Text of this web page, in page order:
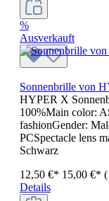
%
Ausverkauft
Sonnenbrille von
HYPER X
100%Main color:
fashionGender:
PCSpectacle lens
Schwarz
12,50 €* 15,00 €*
Details